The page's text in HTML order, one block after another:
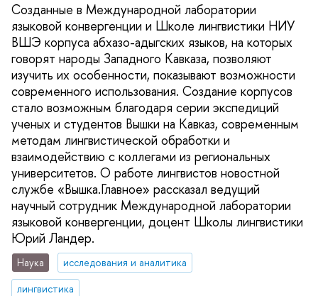
Созданные в Международной лаборатории
языковой конвергенции и Школе лингвистики НИУ
ВШЭ корпуса абхазо-адыгских языков, на которых
говорят народы Западного Кавказа, позволяют
изучить их особенности, показывают возможности
современного использования. Создание корпусов
стало возможным благодаря серии экспедиций
ученых и студентов Вышки на Кавказ, современным
методам лингвистической обработки и
взаимодействию с коллегами из региональных
университетов. О работе лингвистов новостной
службе «Вышка.Главное» рассказал ведущий
научный сотрудник Международной лаборатории
языковой конвергенции, доцент Школы лингвистики
Юрий Ландер.
Наука
исследования и аналитика
лингвистика